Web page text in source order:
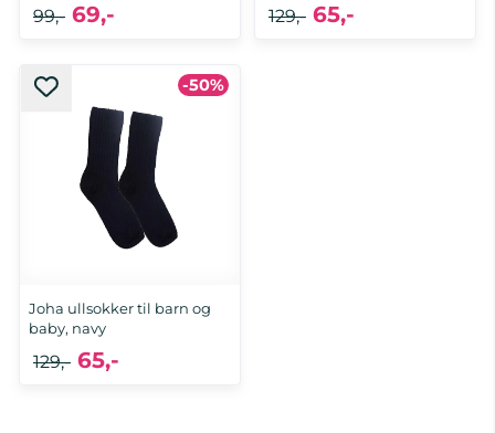
15/18, 23/26, 27/30, 39/42
69,-
99,- 65,-
129,-
-50%
Joha ullsokker til barn og
baby, navy
65,-
129,-